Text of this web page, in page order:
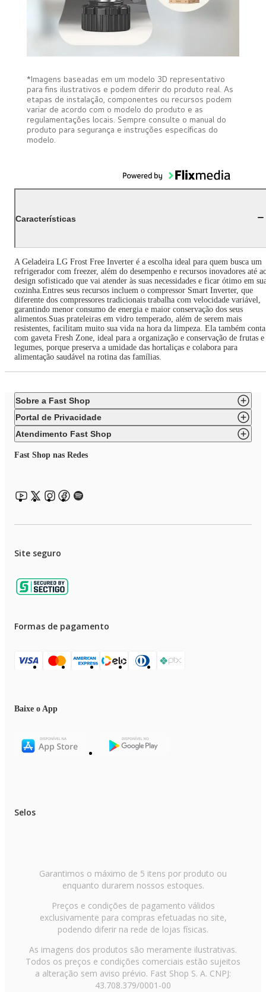
*Imagens baseadas em um modelo 3D representativo
para fins ilustrativos e podem diferir do produto real. As
etapas de instalação, componentes ou recursos podem
variar de acordo com o modelo do produto e as
regulamentações locais. Sempre consulte o manual do
produto para segurança e instruções específicas do
modelo.
Características
A Geladeira LG Frost Free Inverter é a escolha ideal para quem busca um
refrigerador com freezer, além do desempenho e recursos inovadores até
design sofisticado que vai atender às suas necessidades e ficar ótimo em
cozinha.Entres seus recursos incluem o compressor Smart Inverter, que
diferente dos compressores tradicionais trabalha com velocidade variável,
garantindo menor consumo de energia e maior conservação dos seus
alimentos.Suas prateleiras em vidro temperado, além de serem mais
resistentes, facilitam muito sua vida na hora da limpeza. Ela também conta
com gaveta Fresh Zone, ideal para a organização e conservação de frutas e
legumes, porque preserva a umidade das hortaliças e colabora para
alimentação saudável na rotina das famílias.
Sobre a Fast Shop
Portal de Privacidade
Atendimento Fast Shop
Fast Shop nas Redes
Site seguro
Formas de pagamento
Baixe o App
Selos
Garantimos o máximo de 5 itens por produto ou
enquanto durarem nossos estoques.
Preços e condições de pagamento válidos
exclusivamente para compras efetuadas no site,
podendo diferir na rede de lojas físicas.
As imagens dos produtos são meramente ilustrativas.
Todos os preços e condições comerciais estão sujeitos
a alteração sem aviso prévio. Fast Shop S. A. CNPJ:
43.708.379/0001-00